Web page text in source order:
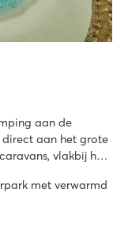
aan de
aan het grote
vlakbij het
zal je de
met verwarmd